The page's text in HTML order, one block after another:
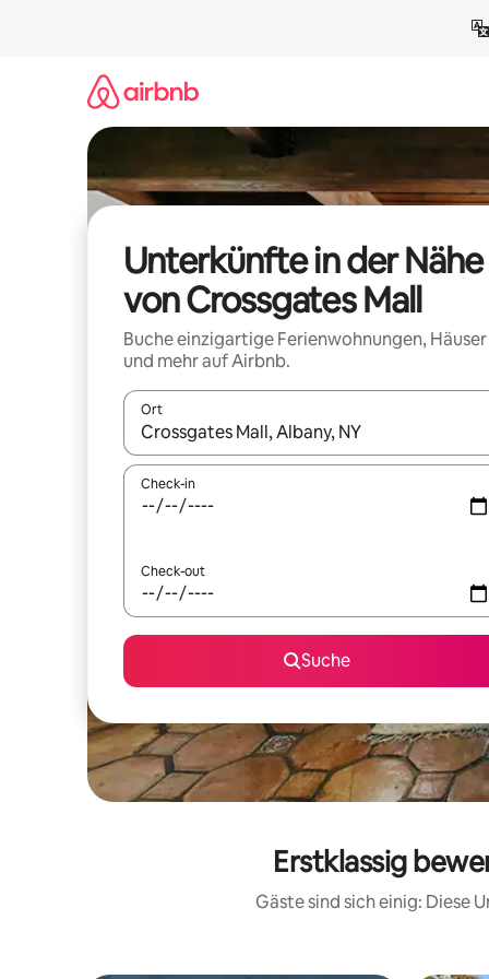
Unterkünfte in der Nähe
von Crossgates Mall
Buche einzigartige Ferienwohnungen, Häuser
und mehr auf Airbnb.
Ort
Wenn Ergebnisse verfügbar sind, navigiere mit
Check-in
Check-out
Suche
Erstklassig
Gäste sind sich einig: Diese